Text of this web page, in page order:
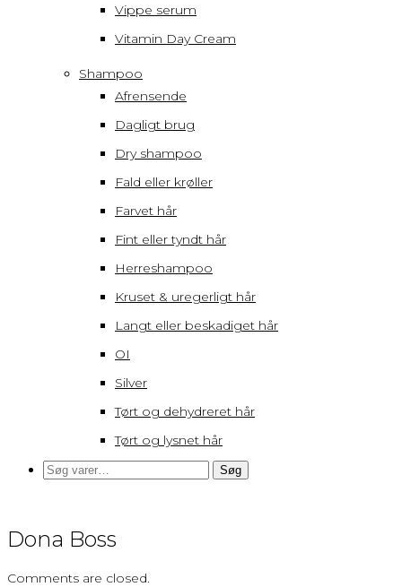
Vippe serum
Vitamin Day Cream
Shampoo
Afrensende
Dagligt brug
Dry shampoo
Fald eller krøller
Farvet hår
Fint eller tyndt hår
Herreshampoo
Kruset & uregerligt hår
Langt eller beskadiget hår
OI
Silver
Tørt og dehydreret hår
Tørt og lysnet hår
Søg
efter:
Søg
Dona Boss
Comments are closed.